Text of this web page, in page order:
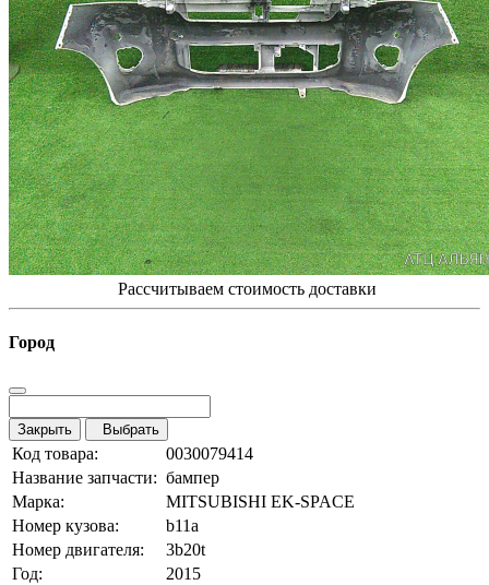
Рассчитываем стоимость доставки
Город
Закрыть Выбрать
Код товара:
0030079414
Название запчасти: бампер
Марка:
MITSUBISHI EK-SPACE
Номер кузова:
b11a
Номер двигателя:
3b20t
Год:
2015